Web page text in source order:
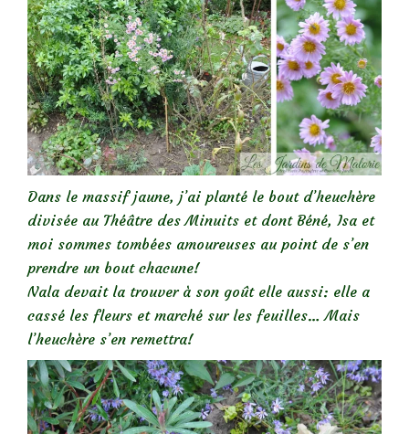
Dans le massif jaune, j’ai planté le bout d’heuchère
divisée au Théâtre des Minuits et dont Béné, Isa et
moi sommes tombées amoureuses au point de s’en
prendre un bout chacune!
Nala devait la trouver à son goût elle aussi: elle a
cassé les fleurs et marché sur les feuilles… Mais
l’heuchère s’en remettra!